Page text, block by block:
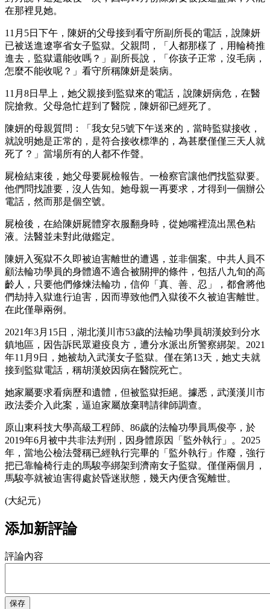
在那裡見她。
11月5日下午，陳妍的父母接到看守所副所長的電話，說陳妍
已被送進遼寧省女子監獄。父親問，「人都那樣了，用輪椅推
進去，監獄還能收嗎？」副所長說，「你孩子正常，沒毛病，
怎麼不能收呢？」看守所稱陳妍是裝病。
11月8日早上，她父親接到監獄來的電話，說陳妍病危，在醫
院搶救。父母急忙趕到了醫院，陳妍卻已經死了。
陳妍的母親質問：「我女兒5號下午送來的，當時監獄接收，
就說明她是正常的，是符合接收標準的，為甚麼僅僅三天人就
死了？」當場所有的人都不作聲。
屍檢結束後，她父母要屍檢報告。一檢察官讓他們找監獄要。
他們問找誰要，沒人告知。她母親一再要求，才得到一個辦公
電話，然而那是個空號。
屍檢後，在給陳妍屍體穿衣服翻身時，從她嘴裡流出黑色粘
液。法醫並未對此做鑑定。
陳妍入冤獄不久即被迫害離世的遭遇，並非個案。中共人員不
顧法輪功學員的身體適不適合被關押的條件，包括八九旬的高
齡人，只要他們修煉法輪功，信仰「真、善、忍」，都會將他
們劫持入獄進行迫害，因而導致他們入獄後不久被迫害離世。
在此僅舉兩例。
2021年3月15日，湖北漢川市53歲的法輪功學員胡漢姣到分水
鎮地區，因告訴民眾避疫良方，遭分水派出所警察綁架。2021
年11月9日，她被劫入武漢女子監獄。僅在第13天，她丈夫就
接到監獄電話，稱胡漢姣因病在醫院死亡。
她家屬要求看病歷和遺體，但被監獄拒絕。據悉，武漢漢川市
政法委介入此案，逼迫家屬放棄聘請律師調查。
原山東科技大學高級工程師、86歲的法輪功學員馬俊亭，於
2019年6月被中共非法判刑，因身體原因「監外執行」。2025
年，當地公檢法聲稱已經執行完畢的「監外執行」作廢，強行
把已靠輪椅行走的馬駿亭綁架到濟南女子監獄。僅僅兩個月，
馬駿亭就被迫害得處於昏迷狀態，幾天內便含冤離世。
(大紀元）
添加新評論
評論內容
保存